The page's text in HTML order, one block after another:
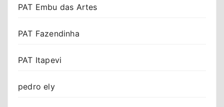
PAT Embu das Artes
PAT Fazendinha
PAT Itapevi
pedro ely